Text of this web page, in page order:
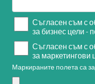
Съгласен съм с
за бизнес цели -
Съгласен съм с
за
Маркираните полета са